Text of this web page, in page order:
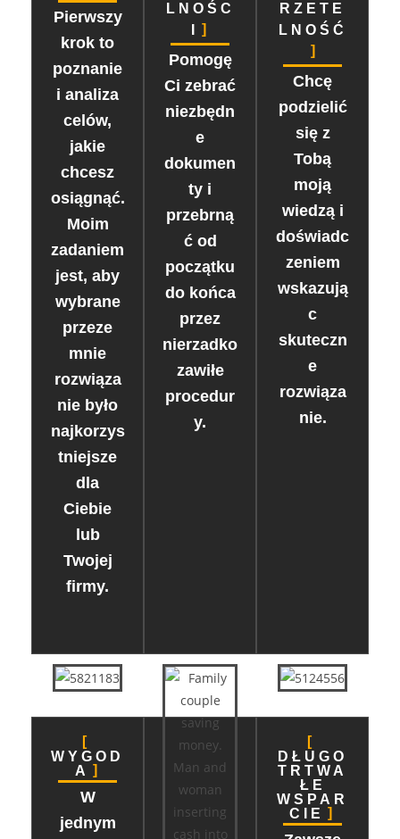
Pierwszy
krok to
poznanie
i analiza
celów,
jakie
chcesz
osiągnąć.
Moim
zadaniem
jest, aby
wybrane
przeze
mnie
rozwiąza
nie było
najkorzys
tniejsze
dla
Ciebie
lub
Twojej
firmy.
LNOŚC
Pomogę
Ci zebrać
niezbędn
e
dokumen
ty i
przebrną
ć od
początku
do końca
przez
nierzadko
zawiłe
procedur
y.
RZETE
LNOŚĆ
Chcę
podzielić
się z
Tobą
moją
wiedzą i
doświadc
zeniem
wskazują
c
skuteczn
e
rozwiąza
nie.
WYGOD
A
W
jednym
DŁUGO
TRTWA
ŁE
WSPAR
CIE